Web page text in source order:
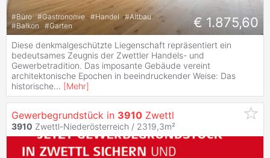
#Büro #Gastronomie #Handel #Altbau
#Balkon #Garten € 1.875,60
Diese denkmalgeschützte Liegenschaft repräsentiert ein
bedeutsames Zeugnis der Zwettler Handels- und
Gewerbetradition. Das imposante Gebäude vereint
architektonische Epochen in beeindruckender Weise: Das
historische... [Mehr]
Gewerbegrundstück in 3910 Zwettl
3910 Zwettl-Niederösterreich / 2319,3m²